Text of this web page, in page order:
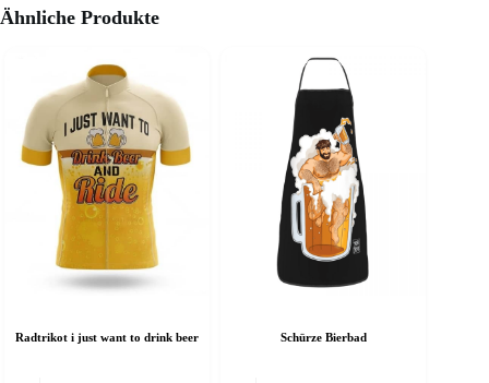
Ähnliche Produkte
Radtrikot i just want to drink beer Schürze Bierbad